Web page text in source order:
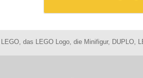
LEGO, das LEGO Logo, die Minifigur, DUPLO,